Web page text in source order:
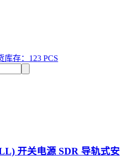
库存：123 PCS
开关电源 SDR 导轨式安